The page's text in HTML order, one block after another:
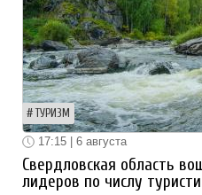
ТУРИЗМ
17:15 | 6 августа
Свердловская область
лидеров по числу